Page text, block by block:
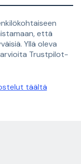
että
Yllä oleva
Trustpilot-
täältä